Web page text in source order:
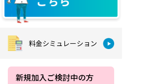
料金シミュレーション
新規加入ご検討中の方